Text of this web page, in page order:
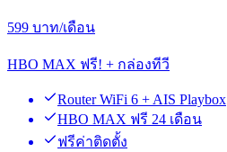
599 บาท/เดือน
HBO MAX ฟรี! + กล่องทีวี
Router WiFi 6 + AIS Playbox
HBO MAX ฟรี 24 เดือน
ฟรีค่าติดตั้ง